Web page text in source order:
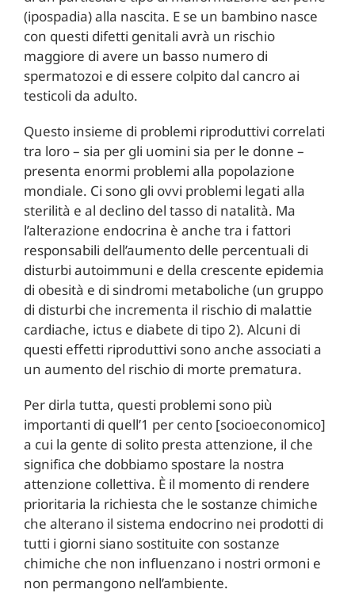
(ipospadia) alla nascita. E se un bambino nasce
con questi difetti genitali avrà un rischio
maggiore di avere un basso numero di
spermatozoi e di essere colpito dal cancro ai
testicoli da adulto.
Questo insieme di problemi riproduttivi correlati
tra loro – sia per gli uomini sia per le donne –
presenta enormi problemi alla popolazione
mondiale. Ci sono gli ovvi problemi legati alla
sterilità e al declino del tasso di natalità. Ma
l’alterazione endocrina è anche tra i fattori
responsabili dell’aumento delle percentuali di
disturbi autoimmuni e della crescente epidemia
di obesità e di sindromi metaboliche (un gruppo
di disturbi che incrementa il rischio di malattie
cardiache, ictus e diabete di tipo 2). Alcuni di
questi effetti riproduttivi sono anche associati a
un aumento del rischio di morte prematura.
Per dirla tutta, questi problemi sono più
importanti di quell’1 per cento [socioeconomico]
a cui la gente di solito presta attenzione, il che
significa che dobbiamo spostare la nostra
attenzione collettiva. È il momento di rendere
prioritaria la richiesta che le sostanze chimiche
che alterano il sistema endocrino nei prodotti di
tutti i giorni siano sostituite con sostanze
chimiche che non influenzano i nostri ormoni e
non permangono nell’ambiente.